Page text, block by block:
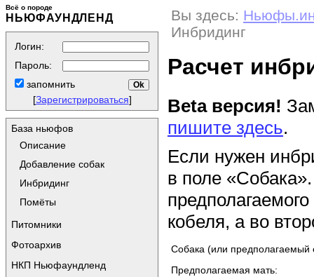
Всё о породе
НЬЮФАУНДЛЕНД
Логин:
Пароль:
запомнить
[Зарегистрироваться]
База ньюфов
Описание
Добавление собак
Инбридинг
Помёты
Питомники
Фотоархив
НКП Ньюфаундленд
Вы здесь:
Инбридинг
Расчет
Beta версия!
пишите здесь.
Если нужен
в поле
кобеля, а во
Собака (или предполагаемый
Предполагаемая мать: